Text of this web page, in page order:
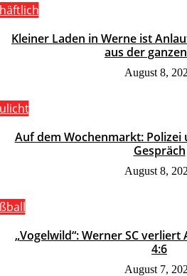
Kleiner Laden in Werne ist
aus der
August 8,
Auf dem Wochenmarkt: Polizei
Gespräch
August 8,
„Vogelwild“: Werner SC
4:6
August 7,